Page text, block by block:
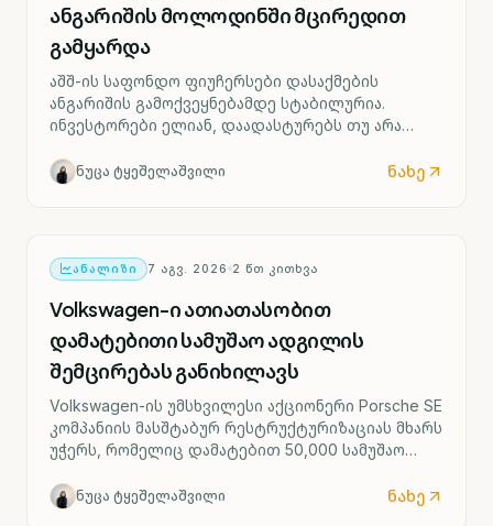
ანგარიშის მოლოდინში მცირედით
გამყარდა
აშშ-ის საფონდო ფიუჩერსები დასაქმების
ანგარიშის გამოქვეყნებამდე სტაბილურია.
ინვესტორები ელიან, დაადასტურებს თუ არა
მიერ საპროცენტო განაკვეთის შესაძლო ზრდის
სცენარს უკვე სექტემბრიდან.
ნუცა ტყეშელაშვილი ნახე
ᲐᲜᲐᲚᲘᲖᲘ 7 ᲐᲒᲕ. 2026 2 ᲬᲗ ᲙᲘᲗᲮᲕᲐ
Volkswagen-ი ათიათასობით
დამატებითი სამუშაო ადგილის
შემცირებას განიხილავს
Volkswagen-ის უმსხვილესი აქციონერი Porsche SE
კომპანიის მასშტაბურ რესტრუქტურიზაციას მხარს
უჭერს, რომელიც დამატებით 50,000 სამუშაო
ქარხნის შესაძლო დახურვას ითვალისწინებს.
ნუცა ტყეშელაშვილი ნახე